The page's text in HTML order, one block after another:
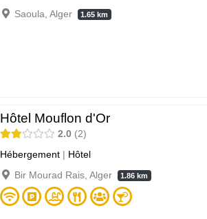
Saoula, Alger
1.65 km
Hôtel Mouflon d'Or
2.0 2
Hébergement| Hôtel
Bir Mourad Rais, Alger
1.86 km